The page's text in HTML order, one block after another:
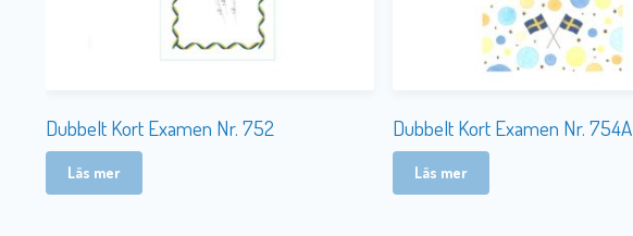
Dubbelt Kort Examen Nr. 752
Läs mer
Dubbelt Kort Examen Nr. 754A
Läs mer